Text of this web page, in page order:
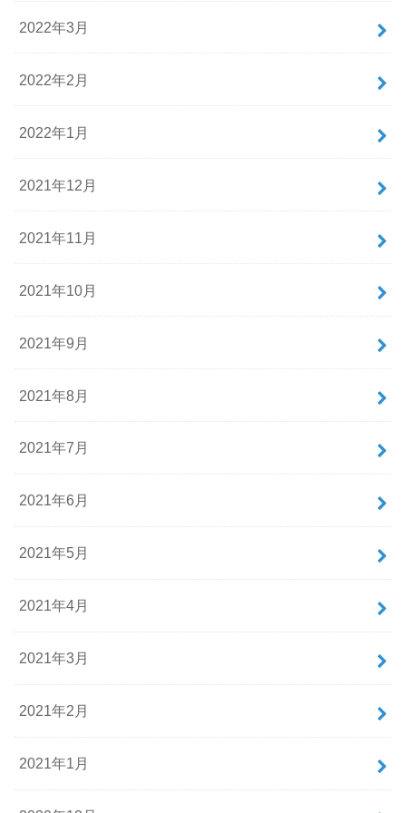
2022年3月
2022年2月
2022年1月
2021年12月
2021年11月
2021年10月
2021年9月
2021年8月
2021年7月
2021年6月
2021年5月
2021年4月
2021年3月
2021年2月
2021年1月